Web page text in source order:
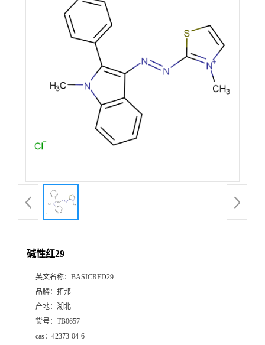
碱性红29
英文名称： BASICRED29
品牌： 拓邦
产地： 湖北
货号： TB0657
cas： 42373-04-6